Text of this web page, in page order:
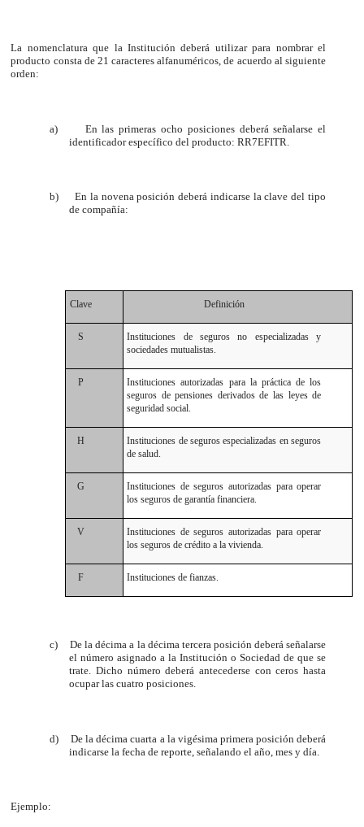
La nomenclatura que la Institución deberá utilizar para nombrar el
producto consta de 21 caracteres alfanuméricos, de acuerdo al siguiente
orden:
a)
En las primeras ocho posiciones deberá señalarse el
identificador específico del producto: RR7EFITR.
b)
En la novena posición deberá indicarse la clave del tipo
de compañía:
Clave Definición
S
Instituciones de seguros no especializadas y
sociedades mutualistas.
P
Instituciones autorizadas para la práctica de los
seguros de pensiones derivados de las leyes de
seguridad social.
H
Instituciones de seguros especializadas en seguros
de salud.
G
Instituciones de seguros autorizadas para operar
los seguros de garantía financiera.
V
Instituciones de seguros autorizadas para operar
los seguros de crédito a la vivienda.
F Instituciones de fianzas.
c)
De la décima a la décima tercera posición deberá señalarse
el número asignado a la Institución o Sociedad de que se
trate. Dicho número deberá antecederse con ceros hasta
ocupar las cuatro posiciones.
d)
De la décima cuarta a la vigésima primera posición deberá
indicarse la fecha de reporte, señalando el año, mes y día.
Ejemplo: